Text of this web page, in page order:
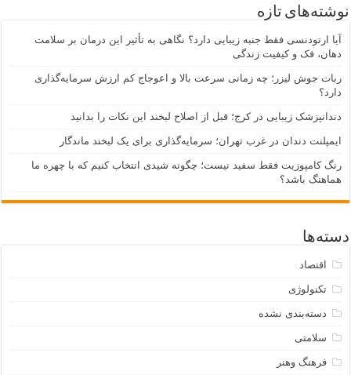
نوشته‌های تازه
آیا ارتودنسی فقط جنبه زیبایی دارد؟ نگاهی به تأثیر این درمان بر سلامت
دهان، فک و کیفیت زندگی
ربات جوش لیزر؛ چه زمانی سرعت بالا و اعوجاج کم ارزش سرمایه‌گذاری
دارد؟
دندانپزشک زیبایی در کرج؛ قبل از اصلاح لبخند این نکات را بدانید
ایمپلنت دندان در غرب تهران؛ سرمایه‌گذاری برای یک لبخند ماندگار
رنگ کامپوزیت فقط سفید نیست؛ چگونه شیدی انتخاب کنیم که با چهره ما
هماهنگ باشد؟
دسته‌ها
اقتصاد
تکنولوژی
دسته‌بندی نشده
سلامتی
فرهنگ وهنر